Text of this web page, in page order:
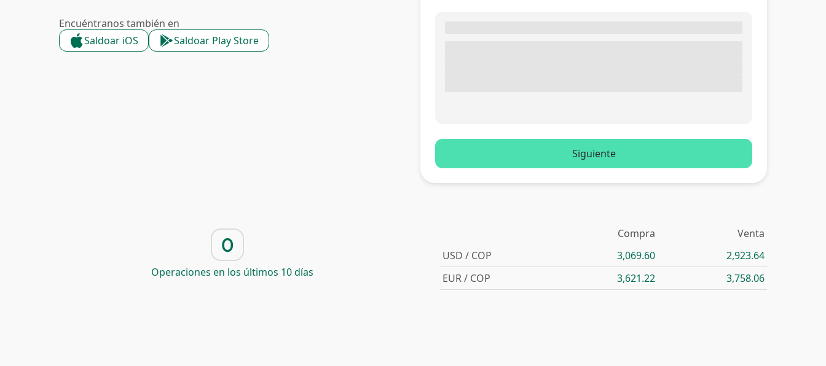
Encuéntranos también en
Saldoar iOS
Saldoar Play Store
Siguiente
0
Operaciones en los últimos 10 días
Compra
Venta
USD / COP
3,069.60
2,923.64
EUR / COP
3,621.22 3,758.06